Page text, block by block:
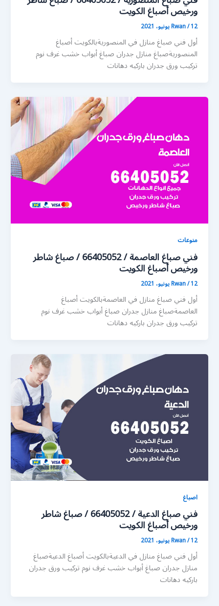
ورخيص أصباغ الكويت
Rwan/12 يونيو، 2021
أول فني صباغ منازل في المنصوريةبالكويت أصباغ
المنصوريةصباغ منازل جدران صباغ أبواب خشب غرف نوم
تركيب ورق جدران باركيه دهانات
منوعات
فني صباغ العاصمة / 66405052 / صباغ شاطر
ورخيص أصباغ الكويت
Rwan/12 يونيو، 2021
أول فني صباغ منازل في العاصمةبالكويت أصباغ
العاصمةصباغ منازل جدران صباغ أبواب خشب غرف نوم
تركيب ورق جدران باركيه دهانات
اصباغ
فني صباغ الدعية / 66405052 / صباغ شاطر
ورخيص أصباغ الكويت
Rwan/12 يونيو، 2021
أول فني صباغ منازل في الدعيةبالكويت أصباغ الدعيةصباغ
منازل جدران صباغ أبواب خشب غرف نوم تركيب ورق جدران
باركيه دهانات